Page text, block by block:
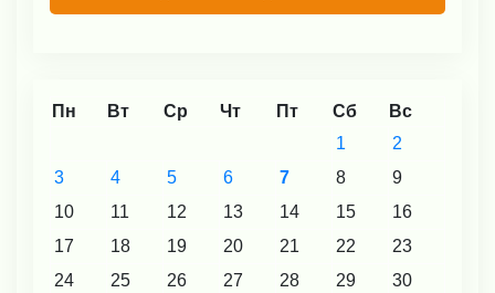
Пн Вт Ср Чт Пт Сб Вс
1
2
3
4 5 6 7 8
9
10
11 12 13 14 15
16
17
18 19 20 21 22
23
24
25 26 27 28 29
30